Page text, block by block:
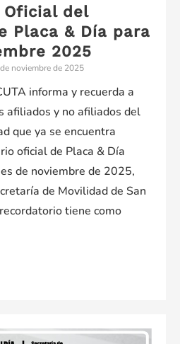
Oficial del
Placa & Día para
2025
noviembre de 2025
informa y recuerda a
afiliados y no afiliados del
que ya se encuentra
oficial de Placa & Día
de noviembre de 2025,
de Movilidad de San
tiene como